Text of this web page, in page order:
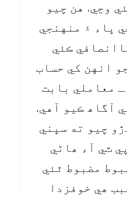
وڃي. هن چيو
ڀاء ۽ منهنجي
ڪئي
انهن کي حساب
معاملي بابت
آگاھ ڪيو آهي.
چيو ته سڀني
ٽي آء ھاڻي
مضبوط ٿئي
ھي خوفزدا